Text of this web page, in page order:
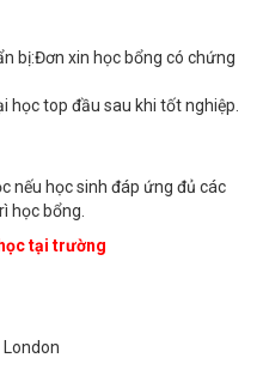
bị:Đơn xin học bổng có chứng
học top đầu sau khi tốt nghiệp.
nếu học sinh đáp ứng đủ các
học bổng.
tại trường